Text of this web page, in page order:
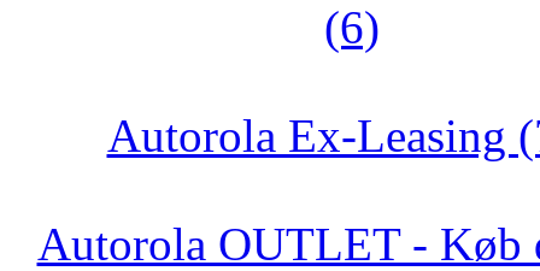
(6)
Autorola Ex-Leasing
Autorola OUTLET - Køb